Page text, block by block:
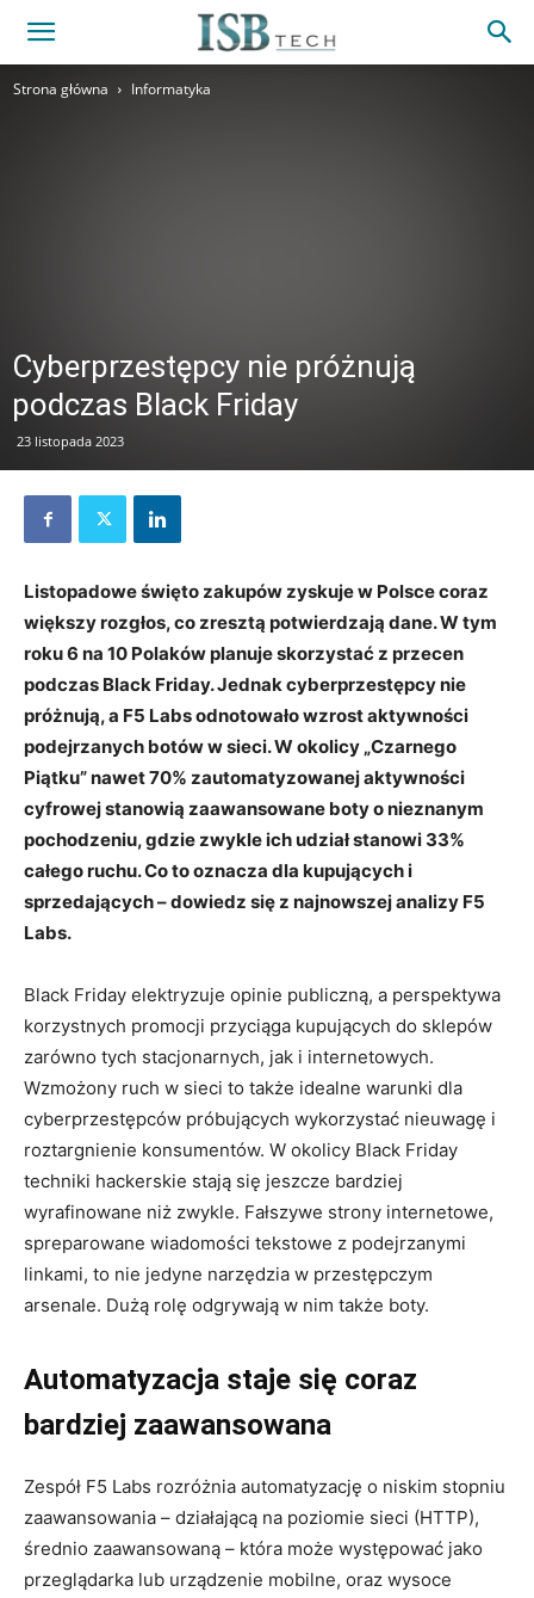
Strona główna Informatyka
Cyberprzestępcy nie próżnują
podczas Black Friday
23 listopada 2023
Listopadowe święto zakupów zyskuje w Polsce coraz
większy rozgłos, co zresztą potwierdzają dane. W tym
roku 6 na 10 Polaków planuje skorzystać z przecen
podczas Black Friday. Jednak cyberprzestępcy nie
próżnują, a F5 Labs odnotowało wzrost aktywności
podejrzanych botów w sieci. W okolicy „Czarnego
Piątku” nawet 70% zautomatyzowanej aktywności
cyfrowej stanowią zaawansowane boty o nieznanym
pochodzeniu, gdzie zwykle ich udział stanowi 33%
całego ruchu. Co to oznacza dla kupujących i
sprzedających – dowiedz się z najnowszej analizy F5
Labs.
Black Friday elektryzuje opinie publiczną, a perspektywa
korzystnych promocji przyciąga kupujących do sklepów
zarówno tych stacjonarnych, jak i internetowych.
Wzmożony ruch w sieci to także idealne warunki dla
cyberprzestępców próbujących wykorzystać nieuwagę i
roztargnienie konsumentów. W okolicy Black Friday
techniki hackerskie stają się jeszcze bardziej
wyrafinowane niż zwykle. Fałszywe strony internetowe,
spreparowane wiadomości tekstowe z podejrzanymi
linkami, to nie jedyne narzędzia w przestępczym
arsenale. Dużą rolę odgrywają w nim także boty.
Automatyzacja staje się coraz
bardziej zaawansowana
Zespół F5 Labs rozróżnia automatyzację o niskim stopniu
zaawansowania – działającą na poziomie sieci (HTTP),
średnio zaawansowaną – która może występować jako
przeglądarka lub urządzenie mobilne, oraz wysoce